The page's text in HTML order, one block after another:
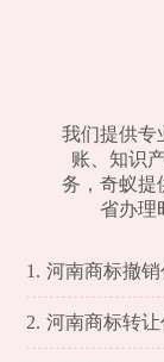
我们提供专
账、知识
务，奇蚁提
省办理
1. 河南商标撤销代办
2. 河南商标转让代办